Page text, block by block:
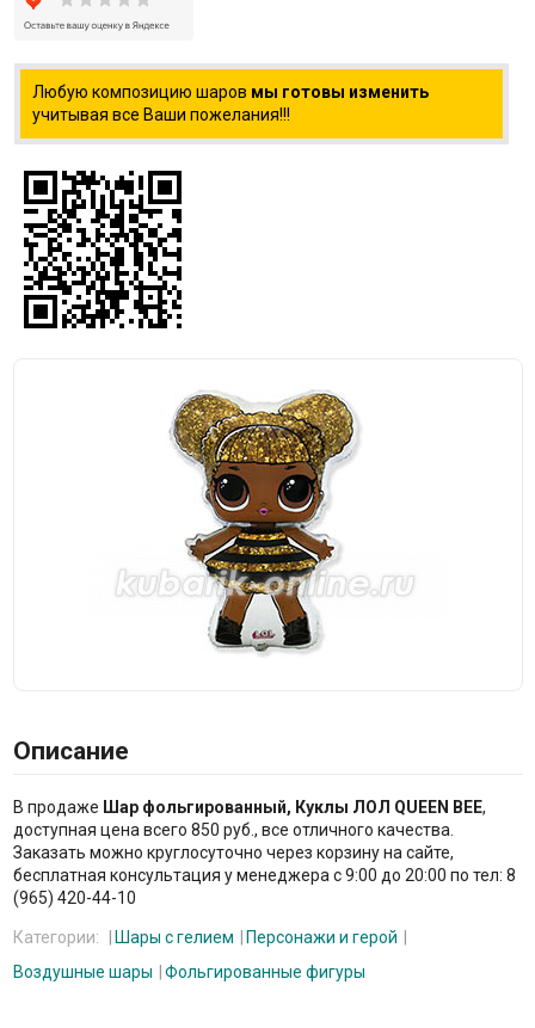
Любую композицию шаров мы готовы изменить
учитывая все Ваши пожелания!!!
Описание
В продаже Шар фольгированный, Куклы ЛОЛ QUEEN BEE,
доступная цена всего 850 руб., все отличного качества.
Заказать можно круглосуточно через корзину на сайте,
бесплатная консультация у менеджера с 9:00 до 20:00 по тел: 8
(965) 420-44-10
Категории: Шары с гелием
Персонажи и герой
Воздушные шары
Фольгированные фигуры